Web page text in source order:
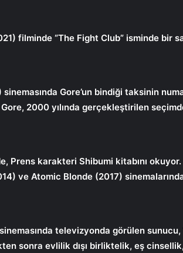
filminde “The Fight Club” isminde bir
sinemasında Gore’un bindiği taksinin
2000 yılında gerçekleştirilen
Prens karakteri Shibumi kitabını
ve Atomic Blonde (2017)
televizyonda görülen
sonra evlilik dışı birliktelik, eş